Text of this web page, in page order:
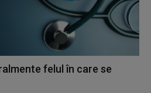
felul în care se